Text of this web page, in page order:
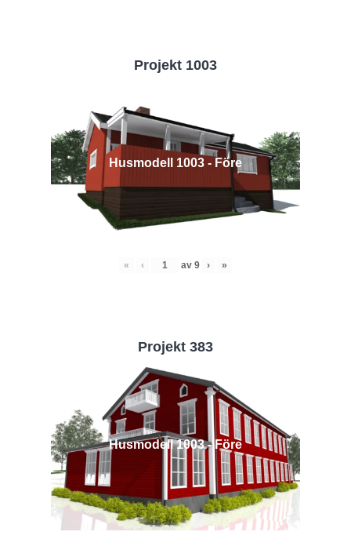
Projekt 1003
Husmodell 1003 - Före
« ‹ av 9 › »
Projekt 383
Husmodell 1003 - Före